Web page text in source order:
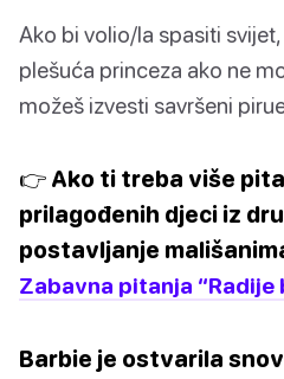
Ako bi volio/la spasiti
plešuća princeza ako ne
možeš izvesti savršeni
👉 Ako ti treba više
prilagođenih djeci iz
postavljanje
Zabavna pitanja “Radije
Barbie je ostvarila